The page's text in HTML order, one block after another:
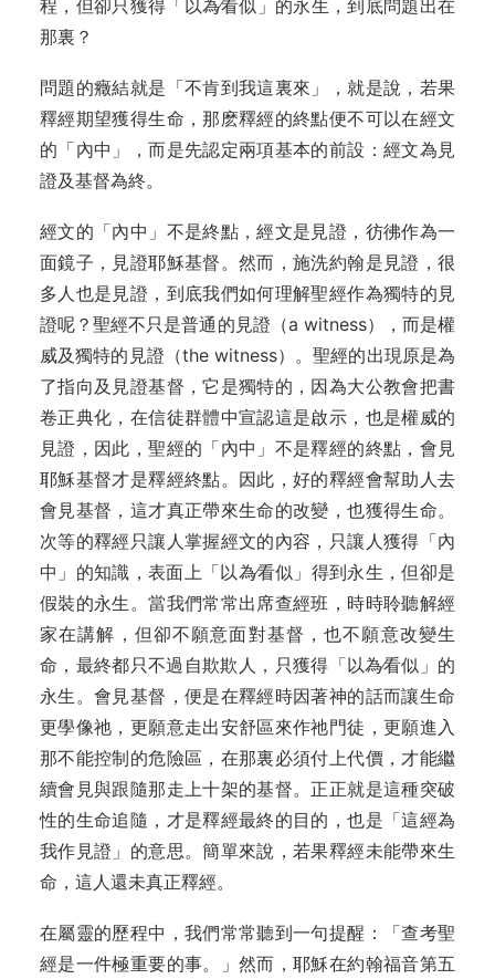
程，但卻只獲得「以為∕看似」的永生，到底問題出在
那裏？
問題的癥結就是「不肯到我這裏來」，就是說，若果
釋經期望獲得生命，那麽釋經的終點便不可以在經文
的「內中」，而是先認定兩項基本的前設：經文為見
證及基督為終。
經文的「內中」不是終點，經文是見證，彷彿作為一
面鏡子，見證耶穌基督。然而，施洗約翰是見證，很
多人也是見證，到底我們如何理解聖經作為獨特的見
證呢？聖經不只是普通的見證（a witness），而是權
威及獨特的見證（the witness）。聖經的出現原是為
了指向及見證基督，它是獨特的，因為大公教會把書
卷正典化，在信徒群體中宣認這是啟示，也是權威的
見證，因此，聖經的「內中」不是釋經的終點，會見
耶穌基督才是釋經終點。因此，好的釋經會幫助人去
會見基督，這才真正帶來生命的改變，也獲得生命。
次等的釋經只讓人掌握經文的內容，只讓人獲得「內
中」的知識，表面上「以為∕看似」得到永生，但卻是
假裝的永生。當我們常常出席查經班，時時聆聽解經
家在講解，但卻不願意面對基督，也不願意改變生
命，最終都只不過自欺欺人，只獲得「以為∕看似」的
永生。會見基督，便是在釋經時因著神的話而讓生命
更學像祂，更願意走出安舒區來作祂門徒，更願進入
那不能控制的危險區，在那裏必須付上代價，才能繼
續會見與跟隨那走上十架的基督。正正就是這種突破
性的生命追隨，才是釋經最終的目的，也是「這經為
我作見證」的意思。簡單來說，若果釋經未能帶來生
命，這人還未真正釋經。
在屬靈的歷程中，我們常常聽到一句提醒：「查考聖
經是一件極重要的事。」然而，耶穌在約翰福音第五